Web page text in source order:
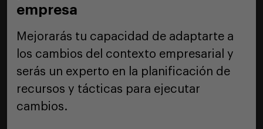
empresa
Mejorarás tu capacidad de adaptarte a
los cambios del contexto empresarial y
serás un experto en la planificación de
recursos y tácticas para ejecutar
cambios.